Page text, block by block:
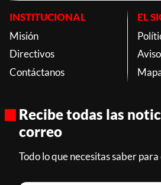
INSTITUCIONAL
Misión
Directivos
Contáctanos
EL
Recibe todas las
correo
Todo lo que necesitas saber